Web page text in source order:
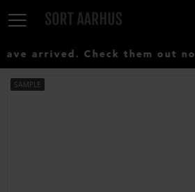
arrived. Check them out now
SAMPLE